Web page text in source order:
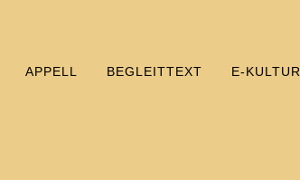
APPELL BEGLEITTEXT E-KULTUR